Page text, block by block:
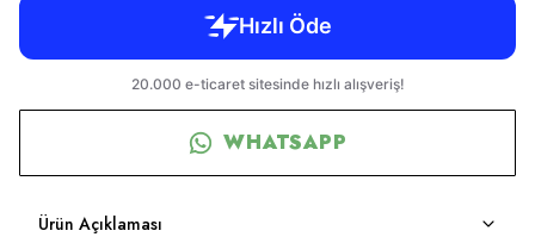
WHATSAPP
Ürün Açıklaması